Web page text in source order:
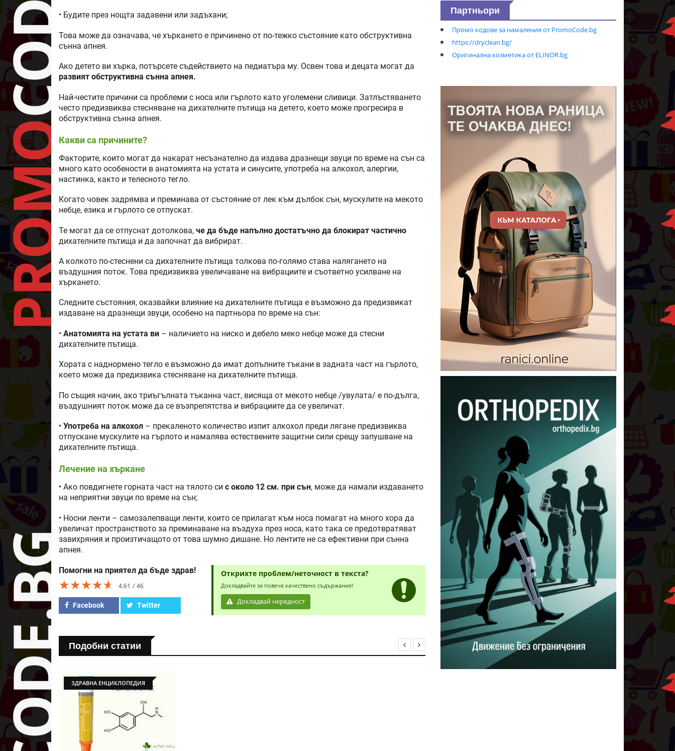
• Будите през нощта задавени или задъхани;
Това може да означава, че хъркането е причинено от по-тежко състояние като обструктивна
сънна апнея.
Ако детето ви хърка, потърсете съдействието на педиатъра му. Освен това и децата могат да
развият обструктивна сънна апнея.
Най-честите причини са проблеми с носа или гърлото като уголемени сливици. Затлъстяването
често предизвиква стесняване на дихателните пътища на детето, което може прогресира в
обструктивна сънна апнея.
Какви са причините?
Факторите, които могат да накарат несъзнателно да издава дразнещи звуци по време на сън са
много като особености в анатомията на устата и синусите, употреба на алкохол, алергии,
настинка, както и телесното тегло.
Когато човек задрямва и преминава от състояние от лек към дълбок сън, мускулите на мекото
небце, езика и гърлото се отпускат.
Те могат да се отпуснат дотолкова, че да бъде напълно достатъчно да блокират частично
дихателните пътища и да започнат да вибрират.
А колкото по-стеснени са дихателните пътища толкова по-голямо става налягането на
въздушния поток. Това предизвиква увеличаване на вибрациите и съответно усилване на
хъркането.
Следните състояния, оказвайки влияние на дихателните пътища е възможно да предизвикат
издаване на дразнещи звуци, особено на партньора по време на сън:
• Анатомията на устата ви – наличието на ниско и дебело меко небце може да стесни
дихателните пътища.
Хората с наднормено тегло е възможно да имат допълните тъкани в задната част на гърлото,
което може да предизвика стесняване на дихателните пътища.
По същия начин, ако триъгълната тъканна част, висяща от мекото небце /увулата/ е по-дълга,
въздушният поток може да се възпрепятства и вибрациите да се увеличат.
• Употреба на алкохол – прекаленото количество изпит алкохол преди лягане предизвиква
отпускане мускулите на гърлото и намалява естествените защитни сили срещу запушване на
дихателните пътища.
Лечение на хъркане
• Ако повдигнете горната част на тялото си с около 12 см. при сън, може да намали издаването
на неприятни звуци по време на сън;
• Носни ленти – самозалепващи ленти, които се прилагат към носа помагат на много хора да
увеличат пространството за преминаване на въздуха през носа, като така се предотвратяват
завихряния и произтичащото от това шумно дишане. Но лентите не са ефективни при сънна
апнея.
Помогни на приятел да бъде здрав!
★★★★★
★★★★★
★★★★★ 4.61 46
Facebook Twitter
Открихте проблем/неточност в текста?
Докладвайте за повече качествено съдържание!
Докладвай нередност
Подобни статии
ЗДРАВНА ЕНЦИКЛОПЕДИЯ
Партньори
Промо кодове за намаления от PromoCode.bg
https://dryclean.bg/
Оригинална козметика от ELINOR.bg